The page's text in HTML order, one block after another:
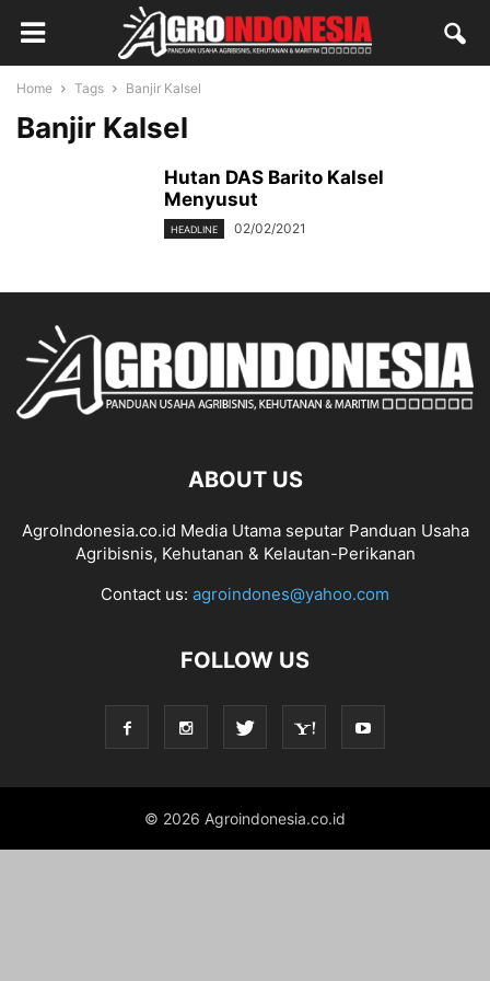
Home Tags Banjir Kalsel
Banjir Kalsel
Hutan DAS Barito Kalsel
Menyusut
HEADLINE 02/02/2021
ABOUT US
AgroIndonesia.co.id Media Utama seputar Panduan Usaha
Agribisnis, Kehutanan & Kelautan-Perikanan
Contact us: agroindones@yahoo.com
FOLLOW US
© 2026 Agroindonesia.co.id